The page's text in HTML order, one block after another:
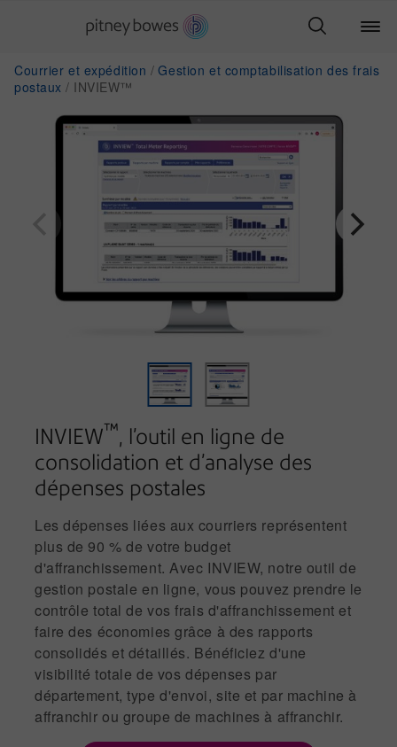
Courrier et expédition
Gestion et comptabilisation des frais
postaux
INVIEW™
INVIEW™, l’outil en ligne de
consolidation et d’analyse des
dépenses postales
Les dépenses liées aux courriers représentent
plus de 90 % de votre budget
d'affranchissement. Avec INVIEW, notre outil de
gestion postale en ligne, vous pouvez prendre le
contrôle total de vos frais d'affranchissement et
faire des économies grâce à des rapports
consolidés et détaillés. Bénéficiez d'une
visibilité totale de vos dépenses par
département, type d'envoi, site et par machine à
affranchir ou groupe de machines à affranchir.